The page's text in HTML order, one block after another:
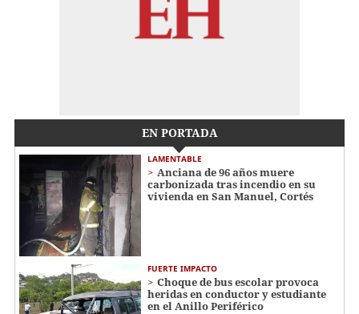
EN PORTADA
LAMENTABLE
Anciana de 96 años muere
carbonizada tras incendio en su
vivienda en San Manuel, Cortés
FUERTE IMPACTO
Choque de bus escolar provoca
heridas en conductor y estudiante
en el Anillo Periférico